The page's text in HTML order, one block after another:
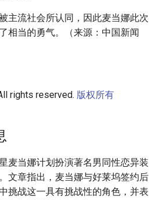
主流社会所认同，因此麦当娜此次
相当的勇气。（来源：中国新闻
rights reserved. 版权所有
麦当娜计划扮演著名男同性恋异装
文章指出，麦当娜与好莱坞签约后
挑战这一具有挑战性的角色，并表